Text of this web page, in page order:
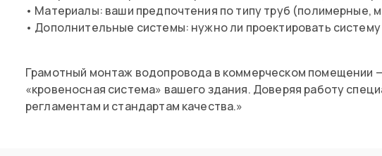
• Материалы: ваши предпочтения по типу труб (полимерные,
• Дополнительные системы: нужно ли проектировать
Грамотный монтаж водопровода в коммерческом помещении
«кровеносная система» вашего здания. Доверяя работу
регламентам и стандартам качества.»